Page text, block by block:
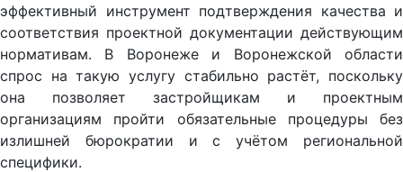
эффективный инструмент подтверждения качества и
соответствия проектной документации действующим
нормативам. В Воронеже и Воронежской области
спрос на такую услугу стабильно растёт, поскольку
она позволяет застройщикам и проектным
организациям пройти обязательные процедуры без
излишней бюрократии и с учётом региональной
специфики.